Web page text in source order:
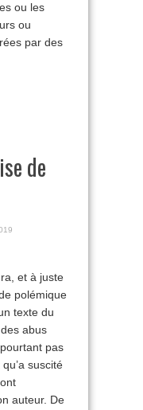
ou les
ou
par des
de
et à juste
polémique
texte du
abus
pas
suscité
auteur. De